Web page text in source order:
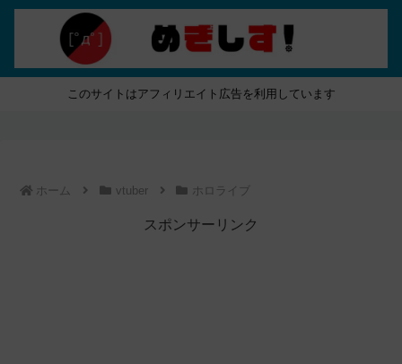
このサイトはアフィリエイト広告を利用しています
ホーム vtuber ホロライブ
スポンサーリンク